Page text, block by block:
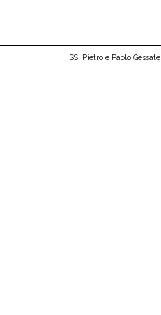
SS. Pietro e Paolo Gessate